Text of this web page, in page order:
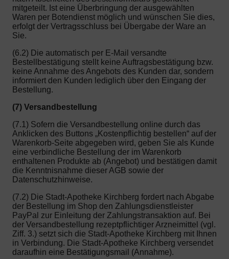
mitgeteilt. Ist eine Überbringung der ausgewählten
Waren per Botendienst möglich und wünschen Sie dies,
erfolgt der Vertragsschluss bei Übergabe der Ware an
Sie.
(6.2) Die automatisch per E-Mail versandte
Bestellbestätigung stellt keine Auftragsbestätigung bzw.
keine Annahme des Angebots des Kunden dar, sondern
informiert den Kunden lediglich über den Eingang der
Bestellung.
(7) Versandbestellung
(7.1) Sofern die Versandbestellung online durch das
Anklicken des Buttons „Kostenpflichtig bestellen“ auf der
Warenkorb-Seite abgegeben wird, geben Sie als Kunde
eine verbindliche Bestellung der im Warenkorb
enthaltenen Produkte ab (Angebot) und bestätigen damit
die Kenntnisnahme dieser AGB sowie der
Datenschutzhinweise.
(7.2) Die Stadt-Apotheke Kirchberg fordert nach Abgabe
der Bestellung im Shop den Zahlungsdienstleister
PayPal zur Einleitung der Zahlungstransaktion auf. Bei
der Versandbestellung rezeptpflichtiger Arzneimittel (vgl.
Ziff. 3.) setzt sich die Stadt-Apotheke Kirchberg mit Ihnen
in Verbindung. Die Stadt-Apotheke Kirchberg versendet
daraufhin eine Bestätigungsmail (Annahme).